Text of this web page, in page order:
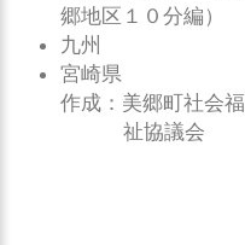
郷地区１０分編）
九州
宮崎県
作成：美郷町社会福
祉協議会